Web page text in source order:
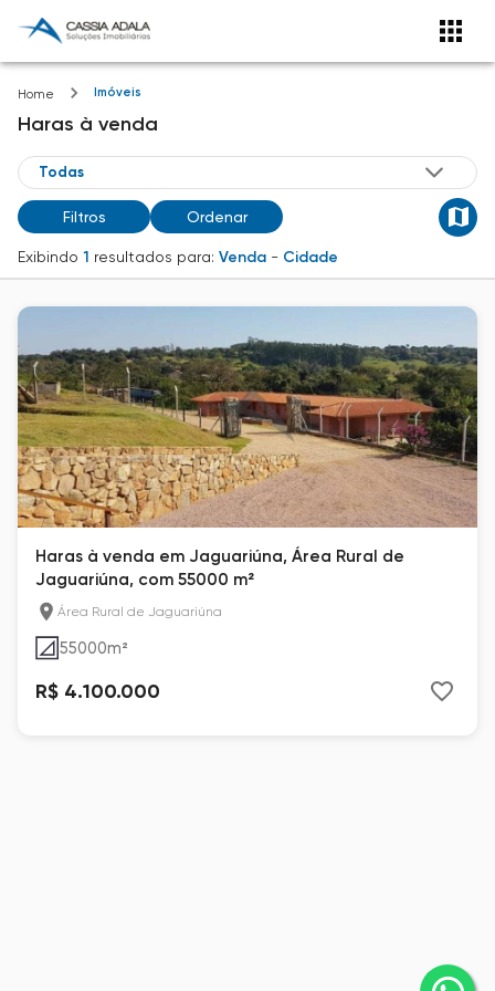
Home Imóveis
Haras à venda
Filtros Ordenar
Exibindo 1 resultados para: Venda - Cidade
Haras à venda em Jaguariúna, Área Rural de
Jaguariúna, com 55000 m²
Área Rural de Jaguariúna
55000m²
R$ 4.100.000